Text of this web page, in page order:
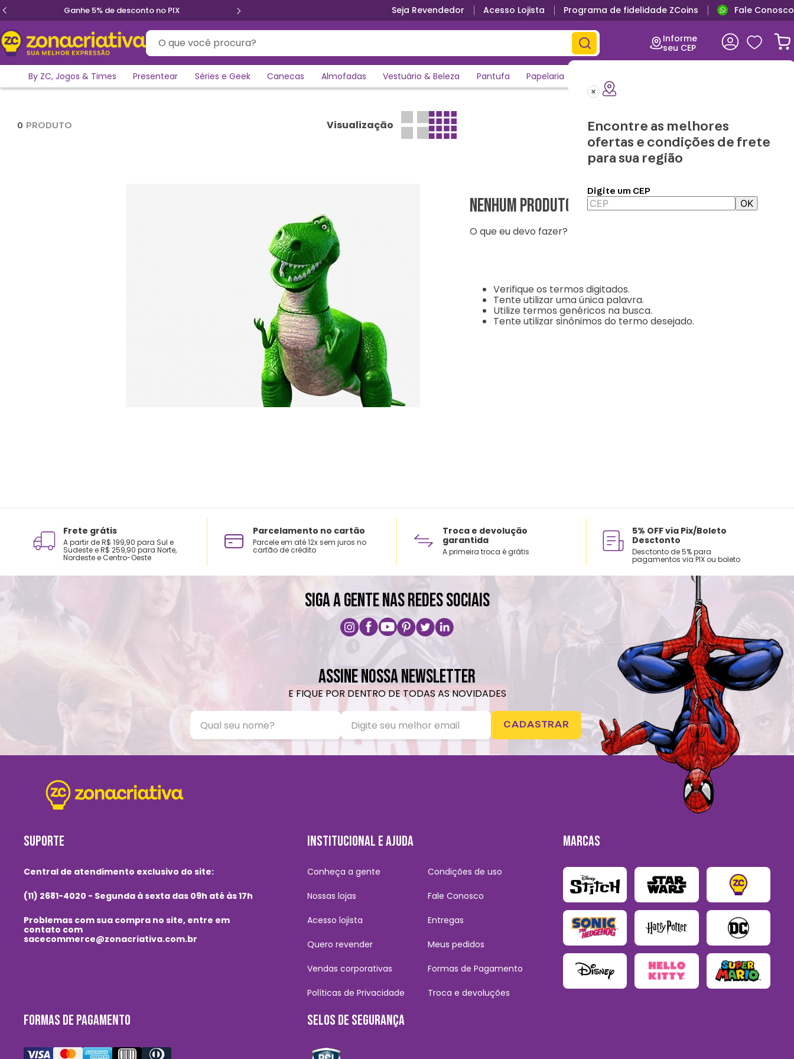
Ganhe 5% de desconto no PIX Seja Revendedor Acesso Lojista Programa de fidelidade ZCoins Fale Conosco
O que você procura?
Informe
seu CEP
Encontre as melhores
ofertas e condições de frete
para sua região
Digite um CEP
OK
By ZC, Jogos & Times Presentear Séries e Geek Canecas Almofadas Vestuário & Beleza Pantufa Papelaria
0 PRODUTO Visualização
Nenhum produto encontrado
O que eu devo fazer?
Verifique os termos digitados.
Tente utilizar uma única palavra.
Utilize termos genéricos na busca.
Tente utilizar sinônimos do termo desejado.
Frete grátis
A partir de R$ 199,90 para Sul e
Sudeste e R$ 259,90 para Norte,
Nordeste e Centro-Oeste
Parcelamento no cartão
Parcele em até 12x sem juros no
cartão de crédito
Troca e devolução
garantida
A primeira troca é grátis
5% OFF via Pix/Boleto
Desctonto
Desctonto de 5% para
pagamentos via PIX ou boleto
SIGA A GENTE NAS REDES SOCIAIS
ASSINE NOSSA NEWSLETTER
E FIQUE POR DENTRO DE TODAS AS NOVIDADES
CADASTRAR
SUPORTE
Central de atendimento exclusivo do site:
(11) 2681-4020 - Segunda à sexta das 09h até às 17h
Problemas com sua compra no site, entre em
contato com
sacecommerce@zonacriativa.com.br
INSTITUCIONAL E AJUDA
Conheça a gente
Nossas lojas
Acesso lojista
Quero revender
Vendas corporativas
Políticas de Privacidade
Condições de uso
Fale Conosco
Entregas
Meus pedidos
Formas de Pagamento
Troca e devoluções
FORMAS DE PAGAMENTO SELOS DE SEGURANÇA
MARCAS